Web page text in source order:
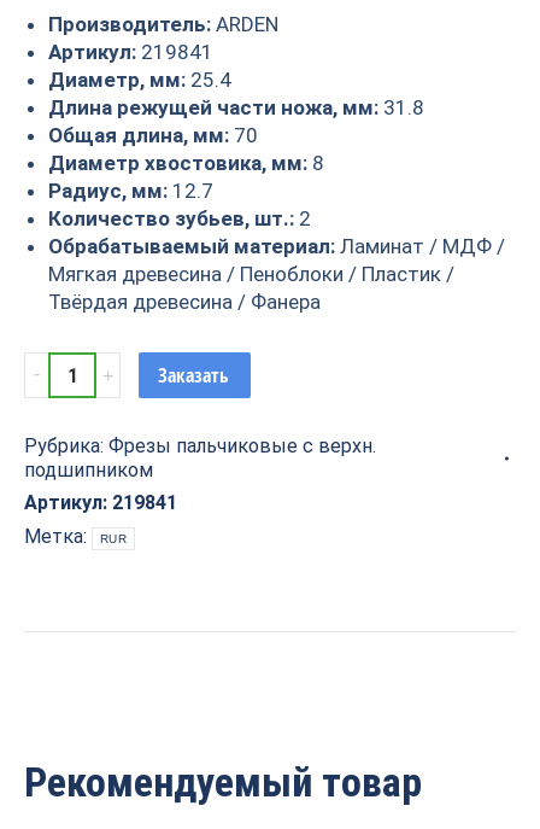
Производитель: ARDEN
Артикул: 219841
Диаметр, мм: 25.4
Длина режущей части ножа, мм: 31.8
Общая длина, мм: 70
Диаметр хвостовика, мм: 8
Радиус, мм: 12.7
Количество зубьев, шт.: 2
Обрабатываемый материал: Ламинат / МДФ /
Мягкая древесина / Пеноблоки / Пластик /
Твёрдая древесина / Фанера
Фреза
пальчиковая
верхн.
подшипником
R=12.7
D=25.4x31.8x70
Заказать
Рубрика: Фрезы пальчиковые с верхн.
подшипником
Артикул: 219841
Метка:
RUR
Рекомендуемый товар